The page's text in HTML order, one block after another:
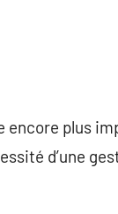
encore plus
d’une